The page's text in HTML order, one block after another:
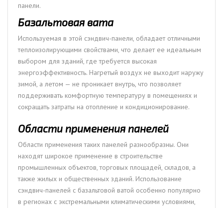
панели.
Базальтовая вата
Используемая в этой сэндвич-панели, обладает отличными
теплоизолирующими свойствами, что делает ее идеальным
выбором для зданий, где требуется высокая
энергоэффективность. Нагретый воздух не выходит наружу
зимой, а летом — не проникает внутрь, что позволяет
поддерживать комфортную температуру в помещениях и
сокращать затраты на отопление и кондиционирование.
Области применения панелей
Области применения таких панелей разнообразны. Они
находят широкое применение в строительстве
промышленных объектов, торговых площадей, складов, а
также жилых и общественных зданий. Использование
сэндвич-панелей с базальтовой ватой особенно популярно
в регионах с экстремальными климатическими условиями,